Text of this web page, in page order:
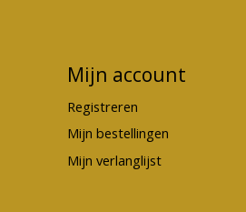
Mijn account
Registreren
Mijn bestellingen
Mijn verlanglijst